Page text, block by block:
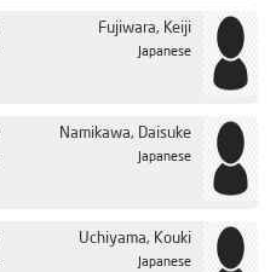
الحلقة 32
الحلقة 33
الحلقة 35
الحلقة 36
الحلقة 38
Fujiwara, Keiji
Japanese
Namikawa, Daisuke
Japanese
Uchiyama, Kouki
Japanese